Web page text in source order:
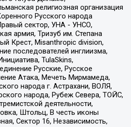
религиозная организация
Русского народа
сектор, УНА - УНСО,
армия, Тризуб им. Степана
Крест, Misanthropic division,
последователей инглиизма,
TulaSkins,
Русские, Русское
Атака, Мечеть Мирмамеда,
народа г. Астрахани, ВОЛЯ,
народа, Рубеж Севера, ТОЙС,
деятельности,
Штольц, В честь иконы
Сектор 16, Независимость,